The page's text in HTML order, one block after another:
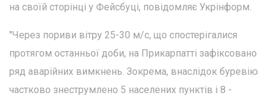
на своїй сторінці у Фейсбуці, повідомляє Укрінформ.
"Через пориви вітру 25-30 м/с, що спостерігалися
протягом останньої доби, на Прикарпатті зафіксовано
ряд аварійних вимкнень. Зокрема, внаслідок буревію
частково знеструмлено 5 населених пунктів і 8 -